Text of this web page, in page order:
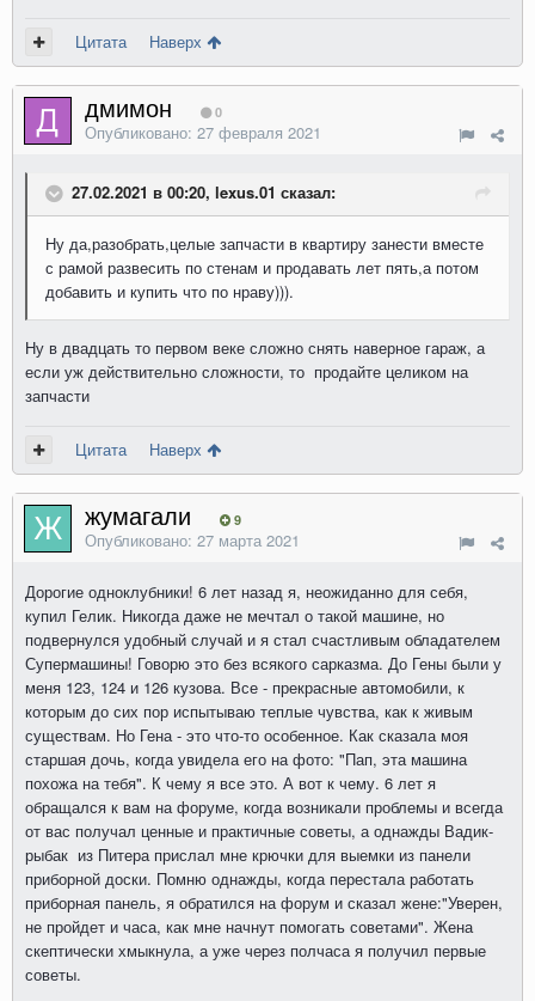
Цитата Наверх
дмимон 0
Опубликовано: 27 февраля 2021
27.02.2021 в 00:20, lexus.01 сказал:
Ну да,разобрать,целые запчасти в квартиру занести вместе
с рамой развесить по стенам и продавать лет пять,а потом
добавить и купить что по нраву))).
Ну в двадцать то первом веке сложно снять наверное гараж, а
если уж действительно сложности, то продайте целиком на
запчасти
Цитата Наверх
жумагали 9
Опубликовано: 27 марта 2021
Дорогие одноклубники! 6 лет назад я, неожиданно для себя,
купил Гелик. Никогда даже не мечтал о такой машине, но
подвернулся удобный случай и я стал счастливым обладателем
Супермашины! Говорю это без всякого сарказма. До Гены были у
меня 123, 124 и 126 кузова. Все - прекрасные автомобили, к
которым до сих пор испытываю теплые чувства, как к живым
существам. Но Гена - это что-то особенное. Как сказала моя
старшая дочь, когда увидела его на фото: "Пап, эта машина
похожа на тебя". К чему я все это. А вот к чему. 6 лет я
обращался к вам на форуме, когда возникали проблемы и всегда
от вас получал ценные и практичные советы, а однажды Вадик-
рыбак из Питера прислал мне крючки для выемки из панели
приборной доски. Помню однажды, когда перестала работать
приборная панель, я обратился на форум и сказал жене:"Уверен,
не пройдет и часа, как мне начнут помогать советами". Жена
скептически хмыкнула, а уже через полчаса я получил первые
советы.